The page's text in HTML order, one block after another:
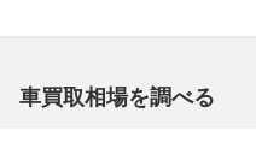
車買取相場を調べる